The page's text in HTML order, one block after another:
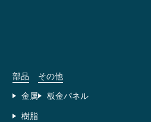
部品
金属
樹脂
その他
板金パネル